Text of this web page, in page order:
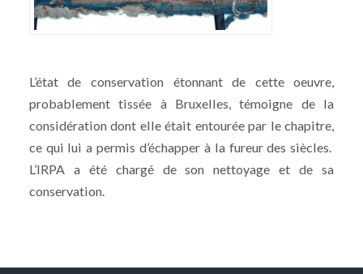
L’état de conservation étonnant de cette oeuvre,
probablement tissée à Bruxelles, témoigne de la
considération dont elle était entourée par le chapitre,
ce qui lui a permis d’échapper à la fureur des siècles.
L’IRPA a été chargé de son nettoyage et de sa
conservation.